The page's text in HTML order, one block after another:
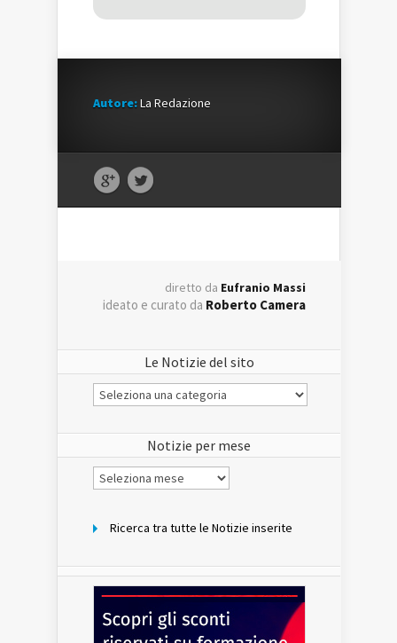
Autore:La Redazione
diretto da Eufranio Massi
ideato e curato da Roberto Camera
Le Notizie del sito
Le
Notizie
Notizie per mese
Notizie
per
Ricerca tra tutte le Notizie inserite